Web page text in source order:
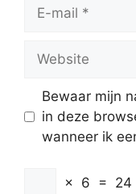
Website
Bewaar mijn
in deze
wanneer ik
× 6 = 24